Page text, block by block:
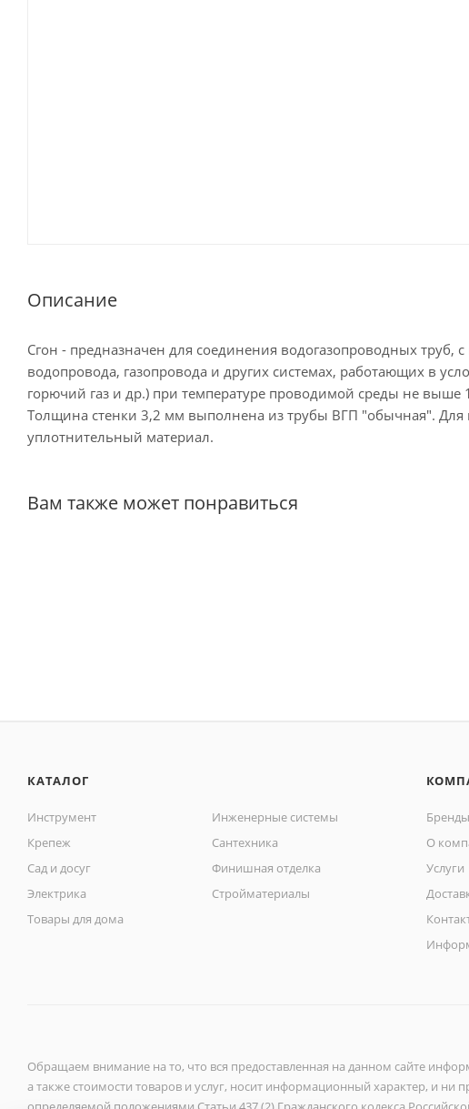
Описание
Сгон - предназначен для соединения водогазопроводных труб,
водопровода, газопровода и других системах, работающих в
горючий газ и др.) при температуре проводимой среды не
Толщина стенки 3,2 мм выполнена из трубы ВГП "обычная". Для
уплотнительный материал.
Вам также может понравиться
КАТАЛОГ
Инструмент
Инженерные системы
Крепеж
Сантехника
Сад и досуг
Финишная отделка
Электрика
Стройматериалы
Товары для дома
Бренды
О
Услуги
Обращаем внимание на то, что вся предоставленная на данном сайте
а также стоимости товаров и услуг, носит информационный характер, и ни